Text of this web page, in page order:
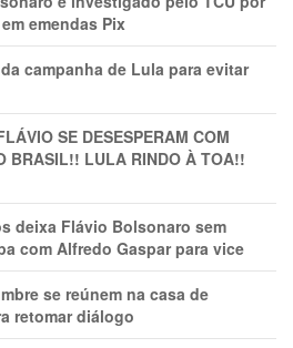
emendas Pix
campanha de Lula para evitar
SE DESESPERAM COM
BRASIL!! LULA RINDO À TOA!!
deixa Flávio Bolsonaro sem
com Alfredo Gaspar para vice
se reúnem na casa de
retomar diálogo